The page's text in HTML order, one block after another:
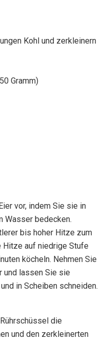
Kohl und zerkleinern
Gramm)
vor, indem Sie sie in
Wasser bedecken.
bis hoher Hitze zum
Hitze auf niedrige Stufe
köcheln. Nehmen Sie
und lassen Sie sie
in Scheiben schneiden.
die
und den zerkleinerten